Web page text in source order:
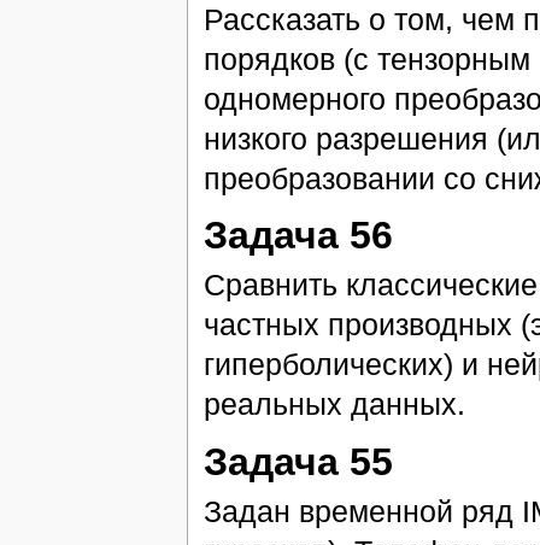
Рассказать о том, чем
порядков (с
одномерного
низкого разрешения
преобразовании со
Задача 56
Сравнить
частных производных
гиперболических) и
реальных данных.
Задача 55
Задан временной ряд